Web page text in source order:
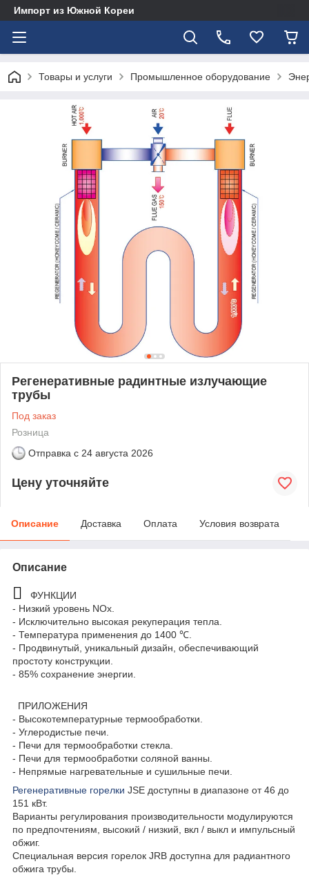
Импорт из Южной Кореи
Товары и услуги Промышленное оборудование
Регенеративные радинтные излучающие
трубы
Под заказ
Розница
Отправка с 24 августа 2026
Цену уточняйте
Описание Доставка Оплата Условия возврата
Описание
ФУНКЦИИ
- Низкий уровень NOx.
- Исключительно высокая рекуперация тепла.
- Температура применения до 1400 ℃.
- Продвинутый, уникальный дизайн, обеспечивающий
простоту конструкции.
- 85% сохранение энергии.
ПРИЛОЖЕНИЯ
- Высокотемпературные термообработки.
- Углеродистые печи.
- Печи для термообработки стекла.
- Печи для термообработки соляной ванны.
- Непрямые нагревательные и сушильные печи.
Регенеративные горелки JSE доступны в диапазоне от 46 до
151 кВт.
Варианты регулирования производительности модулируются
по предпочтениям, высокий / низкий, вкл / выкл и импульсный
обжиг.
Специальная версия горелок JRB доступна для радиантного
обжига трубы.